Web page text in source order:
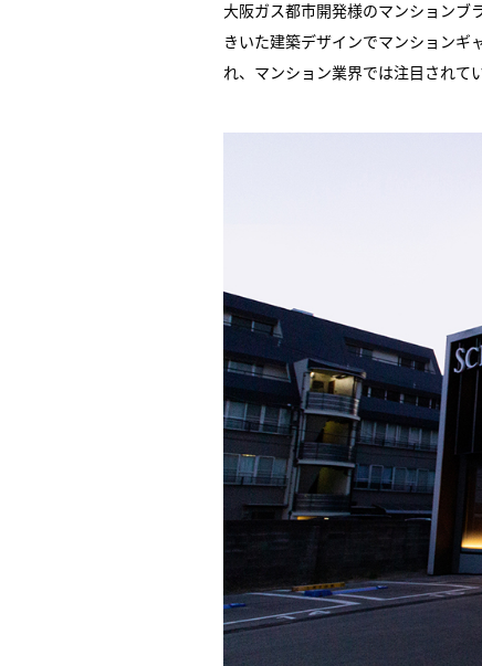
大阪ガス都市開発様のマンションブ
きいた建築デザインでマンションギ
れ、マンション業界では注目されてい